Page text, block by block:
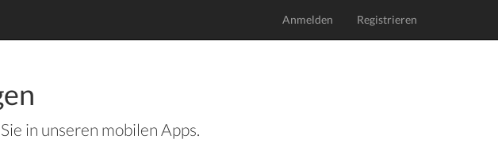
Anmelden Registrieren
in unseren mobilen Apps.